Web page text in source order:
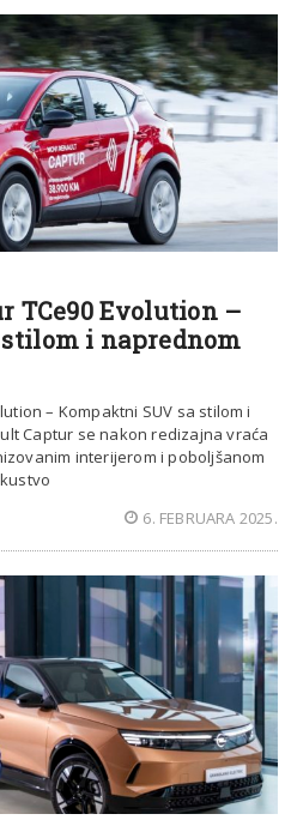
TCe90 Evolution –
i naprednom
– Kompaktni SUV sa stilom i
Captur se nakon redizajna vraća
interijerom i poboljšanom
6. FEBRUARA 2025.